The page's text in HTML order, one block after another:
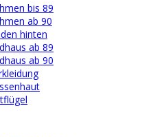
bis 89
ab 90
hinten
ab 89
ab 90